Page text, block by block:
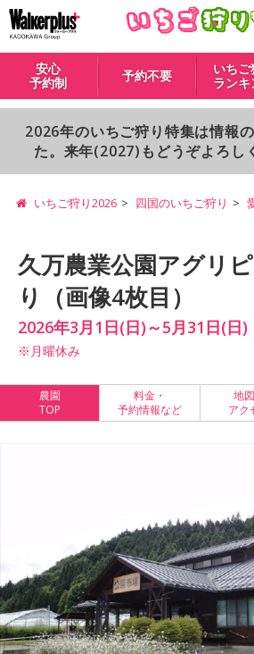
安心
予約制
予約不要
いちご
ラン
2026年のいちご狩り特集は情報
た。来年(2027)もどうぞよろし
いちご狩り2026 四国のいちご狩り
久万農業公園アグリ
り（画像4枚目）
2026年3月1日(日)～5月31日(日)
※月曜休み
農園
TOP
料金・
予約情報など
地
アク